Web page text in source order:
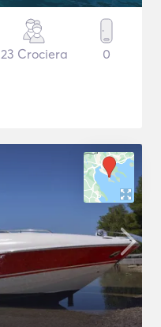
23 Crociera 0